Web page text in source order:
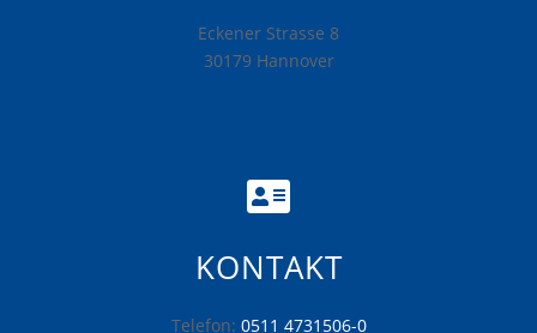
Eckener Strasse 8
30179 Hannover

KONTAKT
Telefon: 0511 4731506-0